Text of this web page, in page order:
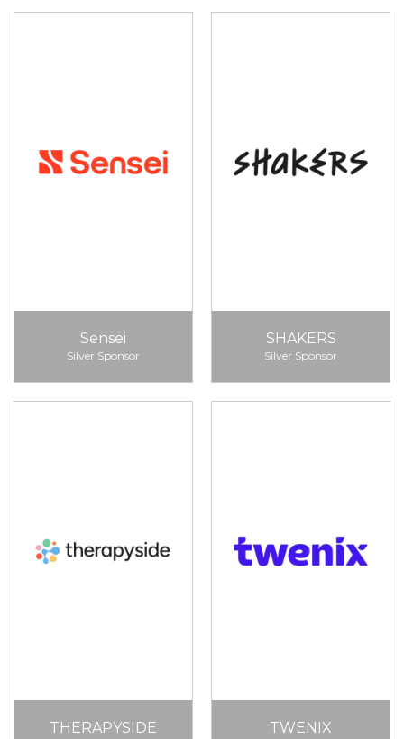
Sensei
Silver Sponsor
SHAKERS
Silver Sponsor
THERAPYSIDE TWENIX